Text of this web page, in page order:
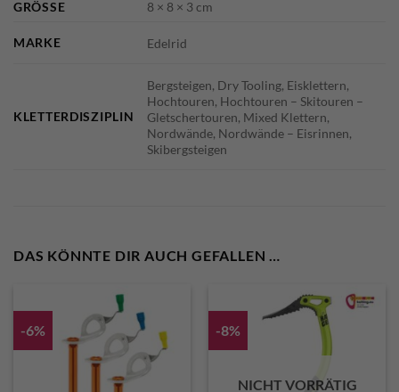
GRÖSSE
8 × 8 × 3 cm
MARKE Edelrid
KLETTERDISZIPLIN
Bergsteigen, Dry Tooling, Eisklettern,
Hochtouren, Hochtouren – Skitouren –
Gletschertouren, Mixed Klettern,
Nordwände, Nordwände – Eisrinnen,
Skibergsteigen
DAS KÖNNTE DIR AUCH GEFALLEN …
-6% -8%
NICHT VORRÄTIG